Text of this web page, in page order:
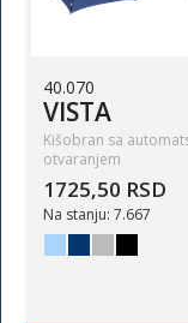
40.070
VISTA
Kišobran sa
otvaranjem
1725,50 RSD
Na stanju: 7.667